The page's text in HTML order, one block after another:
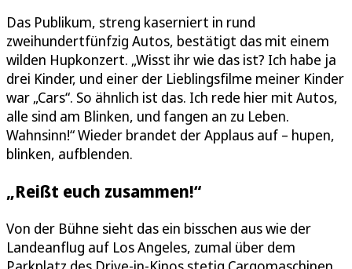
Das Publikum, streng kaserniert in rund
zweihundertfünfzig Autos, bestätigt das mit einem
wilden Hupkonzert. „Wisst ihr wie das ist? Ich habe ja
drei Kinder, und einer der Lieblingsfilme meiner Kinder
war „Cars“. So ähnlich ist das. Ich rede hier mit Autos,
alle sind am Blinken, und fangen an zu Leben.
Wahnsinn!“ Wieder brandet der Applaus auf – hupen,
blinken, aufblenden.
„Reißt euch zusammen!“
Von der Bühne sieht das ein bisschen aus wie der
Landeanflug auf Los Angeles, zumal über dem